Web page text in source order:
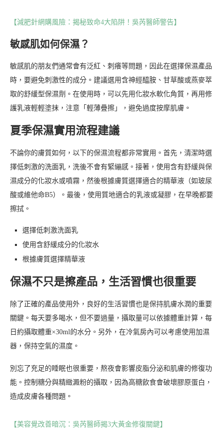
【減肥針網購風險：揭秘致命4大陷阱！吳芮醫師警告】
敏感肌如何保濕？
敏感肌的朋友們通常會有泛紅、刺癢等問題，因此在選擇保濕產品
時，要避免刺激性的成分。建議選用含神經醯胺、甘草酸或燕麥萃
取的舒緩型保濕劑。在使用時，可以先用化妝水軟化角質，再用修
護乳液輕輕塗抹，注意「輕薄疊擦」，避免過度按摩肌膚。
夏季保濕實用流程建議
不論你的膚質如何，以下的保濕流程都非常實用。首先，清潔時選
擇低刺激的洗面乳，洗後不會有緊繃感。接著，使用含有舒緩與保
濕成分的化妝水或噴霧，然後根據膚質選擇適合的精華液（如玻尿
酸或維他命B5）。最後，使用質地適合的乳液或凝膠，在早晚都要
擦拭。
選擇低刺激洗面乳
使用含舒緩成分的化妝水
根據膚質選擇精華液
保濕不只是擦產品，生活習慣也很重要
除了正確的產品使用外，良好的生活習慣也是保持肌膚水潤的重要
關鍵。每天要多喝水，但不要過量，攝取量可以依據體重計算，每
日約攝取體重×30ml的水分。另外，在冷氣房內可以考慮使用加濕
器，保持空氣的濕度。
別忘了充足的睡眠也很重要，熬夜會影響皮脂分泌和肌膚的修復功
能。控制糖分與精緻澱粉的攝取，因為高糖飲食會破壞膠原蛋白，
造成皮膚各種問題。
【美容覺改善暗沉：吳芮醫師揭3大黃金修復關鍵】